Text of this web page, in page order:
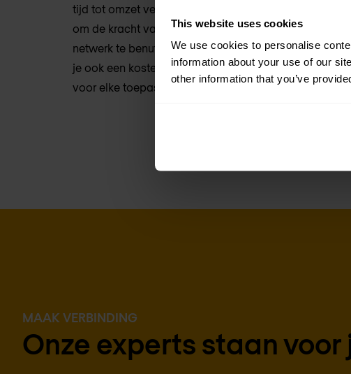
This website uses cookies
We use cookies to personalise
information about your use of our
other information that you’ve
tijd tot omzet versnelt. De platforms maken gebruik
om de kracht van het meest flexibele en
netwerk te benutten. De flexibiliteit van multilayer
je ook een kostenefficiënte manier om het maximale
voor elke toepassing en elk type glasvezel.
MAAK VERBINDING
Onze experts staan voor